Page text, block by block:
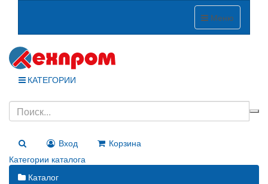
Меню
КАТЕГОРИИ
Вход
Корзина
Категории каталога
Каталог